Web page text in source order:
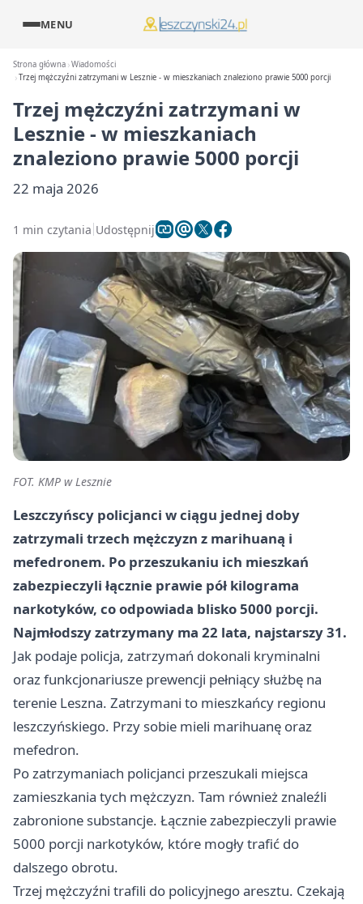
MENU
Strona główna Wiadomości
Trzej mężczyźni zatrzymani w Lesznie - w mieszkaniach znaleziono prawie 5000 porcji
Trzej mężczyźni zatrzymani w
Lesznie - w mieszkaniach
znaleziono prawie 5000 porcji
22 maja 2026
1 min czytania Udostępnij
FOT. KMP w Lesznie
Leszczyńscy policjanci w ciągu jednej doby
zatrzymali trzech mężczyzn z marihuaną i
mefedronem. Po przeszukaniu ich mieszkań
zabezpieczyli łącznie prawie pół kilograma
narkotyków, co odpowiada blisko 5000 porcji.
Najmłodszy zatrzymany ma 22 lata, najstarszy 31.
Jak podaje policja, zatrzymań dokonali kryminalni
oraz funkcjonariusze prewencji pełniący służbę na
terenie Leszna. Zatrzymani to mieszkańcy regionu
leszczyńskiego. Przy sobie mieli marihuanę oraz
mefedron.
Po zatrzymaniach policjanci przeszukali miejsca
zamieszkania tych mężczyzn. Tam również znaleźli
zabronione substancje. Łącznie zabezpieczyli prawie
5000 porcji narkotyków, które mogły trafić do
dalszego obrotu.
Trzej mężczyźni trafili do policyjnego aresztu. Czekają